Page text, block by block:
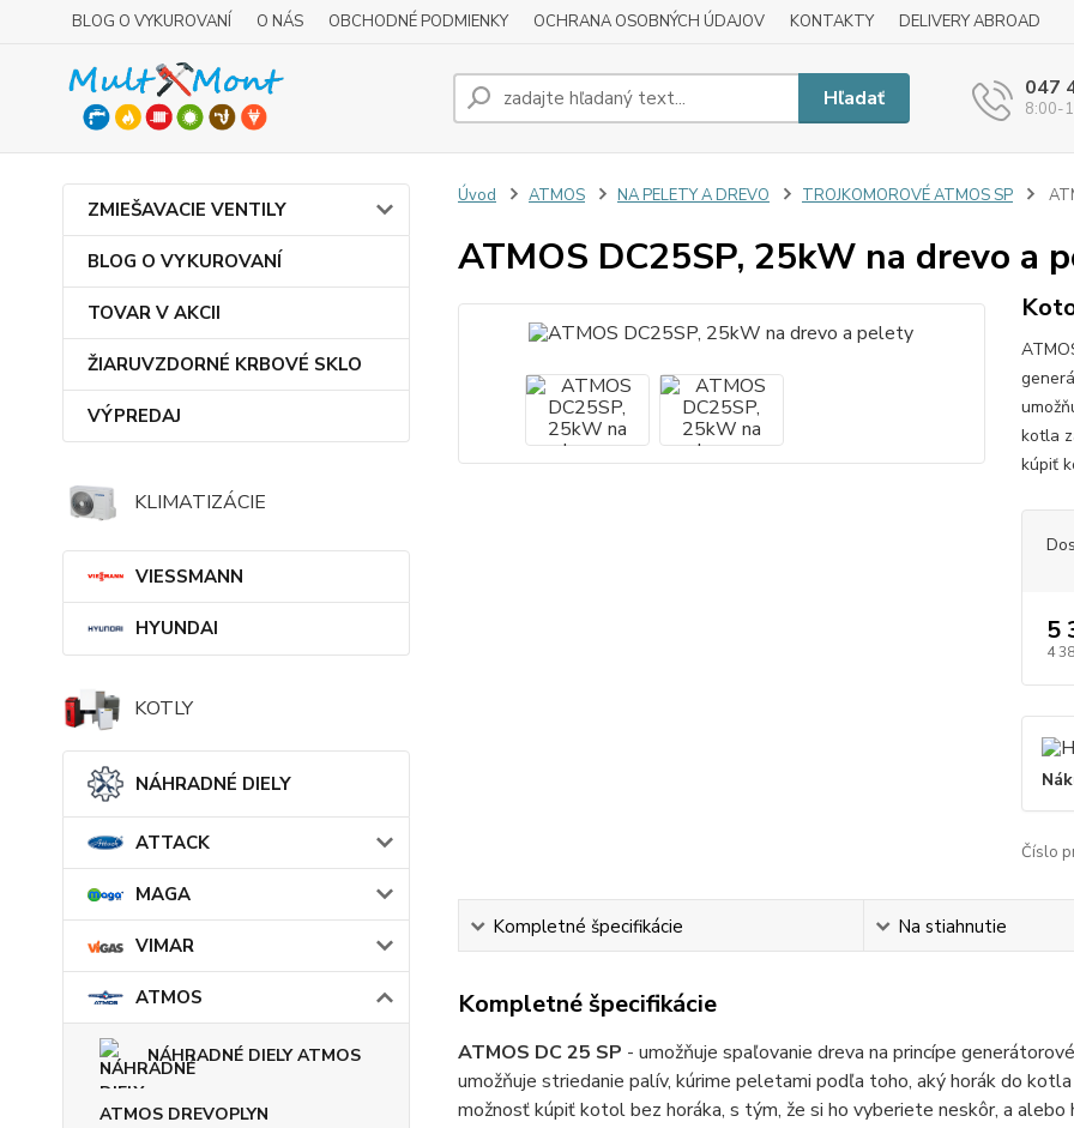
BLOG O VYKUROVANÍ O NÁS OBCHODNÉ PODMIENKY OCHRANA OSOBNÝCH ÚDAJOV KONTAKTY DELIVERY ABROAD
Hľadať 047
8:00-
ZMIEŠAVACIE VENTILY
BLOG O VYKUROVANÍ
TOVAR V AKCII
ŽIARUVZDORNÉ KRBOVÉ SKLO
VÝPREDAJ
KLIMATIZÁCIE
VIESSMANN
HYUNDAI
KOTLY
NÁHRADNÉ DIELY
ATTACK
MAGA
VIMAR
ATMOS
NÁHRADNÉ DIELY ATMOS
ATMOS DREVOPLYN
Úvod ATMOS NA PELETY A DREVO TROJKOMOROVÉ ATMOS SP
ATMOS DC25SP, 25kW na drevo a
kotla
kúpiť
5
4
Číslo
Kompletné špecifikácie Na stiahnutie
Kompletné špecifikácie
ATMOS DC 25 SP - umožňuje spaľovanie dreva na princípe
umožňuje striedanie palív, kúrime peletami podľa toho, aký horák do
možnosť kúpiť kotol bez horáka, s tým, že si ho vyberiete neskôr, a